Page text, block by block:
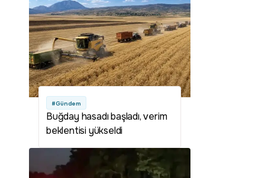
#Gündem
Buğday hasadı başladı, verim
beklentisi yükseldi